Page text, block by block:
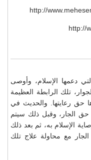
http://
دعمها الإسلام، وأوصى
تلك الرابطة العظيمة
حق رعايتها. والحديث في
الجار، وقبل ذلك سيتم
الإسلام به، ثم بعد ذلك
مع محاولة علاج تلك